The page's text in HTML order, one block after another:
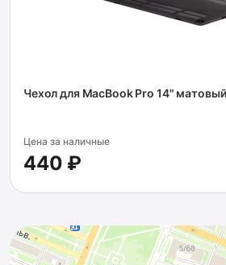
Чехол для MacBook Pro 14"
Цена за наличные
440 ₽